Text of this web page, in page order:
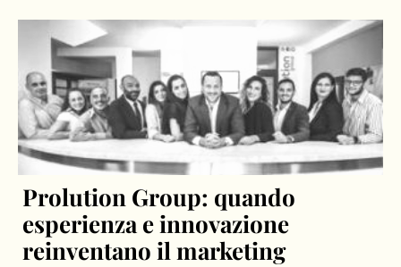
Prolution Group: quando
esperienza e innovazione
reinventano il marketing